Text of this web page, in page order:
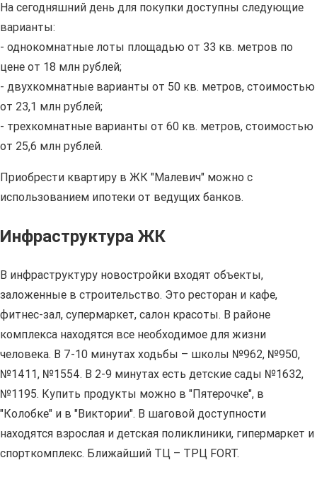
На сегодняшний день для покупки доступны следующие
варианты:
- однокомнатные лоты площадью от 33 кв. метров по
цене от 18 млн рублей;
- двухкомнатные варианты от 50 кв. метров, стоимостью
от 23,1 млн рублей;
- трехкомнатные варианты от 60 кв. метров, стоимостью
от 25,6 млн рублей.
Приобрести квартиру в ЖК "Малевич" можно с
использованием ипотеки от ведущих банков.
Инфраструктура ЖК
В инфраструктуру новостройки входят объекты,
заложенные в строительство. Это ресторан и кафе,
фитнес-зал, супермаркет, салон красоты. В районе
комплекса находятся все необходимое для жизни
человека. В 7-10 минутах ходьбы – школы №962, №950,
№1411, №1554. В 2-9 минутах есть детские сады №1632,
№1195. Купить продукты можно в "Пятерочке", в
"Колобке" и в "Виктории". В шаговой доступности
находятся взрослая и детская поликлиники, гипермаркет и
спорткомплекс. Ближайший ТЦ – ТРЦ FORT.